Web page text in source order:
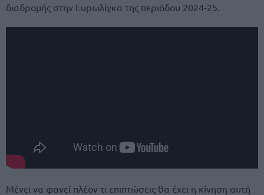
διαδρομής στην Ευρωλίγκα της περιόδου 2024-25.
Μένει να φανεί πλέον τι επιπτώσεις θα έχει η κίνηση αυτή